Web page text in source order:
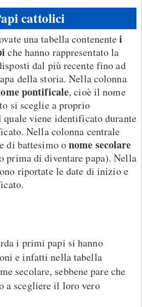
cattolici
una tabella contenentei
che hanno rappresentato la
dal più recente fino ad
della storia. Nella colonna
pontificale, cioè il nome
si sceglie a proprio
viene identificato durante
Nella colonna centrale
di battesimo onome secolare
prima di diventare papa). Nella
riportate le date di inizio e
i primi papi si hanno
e infatti nella tabella
secolare, sebbene pare che
a scegliere il loro vero